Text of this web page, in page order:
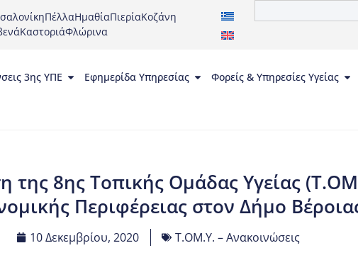
ΠέλλαΗμαθίαΠιερίαΚοζάνη
ΚαστοριάΦλώρινα
3ης ΥΠΕ Εφημερίδα Υπηρεσίας Φορείς & Υπηρεσίες Υγείας
της 8ης Τοπικής Ομάδας Υγείας
Περιφέρειας στον Δήμο
10 Δεκεμβρίου, 2020 Τ.ΟΜ.Υ. – Ανακοινώσεις